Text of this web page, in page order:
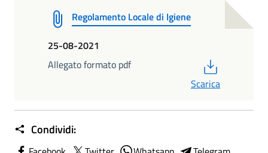
Regolamento Locale di Igiene
25-08-2021
Allegato formato pdf
Scarica
Condividi: